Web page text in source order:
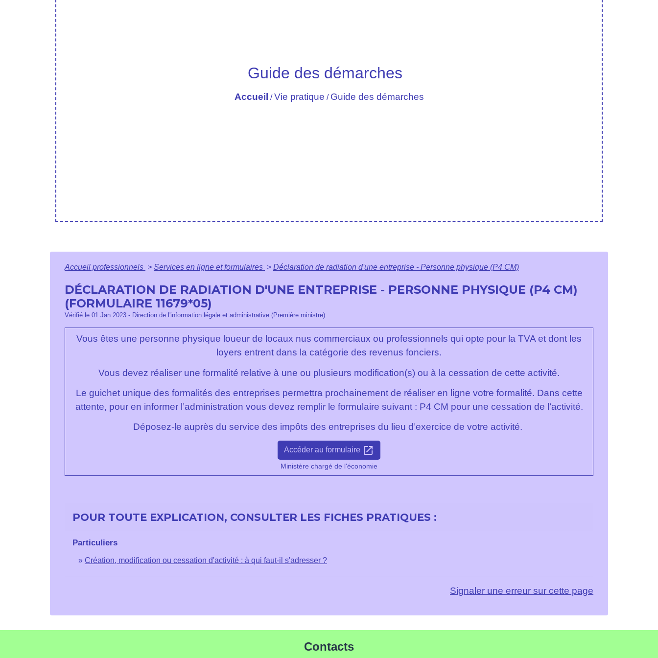
Guide des démarches
Accueil /Vie pratique / Guide des démarches
Accueil professionnels > Services en ligne et formulaires > Déclaration de radiation d'une entreprise - Personne physique (P4 CM)
DÉCLARATION DE RADIATION D'UNE ENTREPRISE - PERSONNE PHYSIQUE (P4 CM)
(FORMULAIRE 11679*05)
Vérifié le 01 Jan 2023 - Direction de l'information légale et administrative (Première ministre)
Vous êtes une personne physique loueur de locaux nus commerciaux ou professionnels qui opte pour la TVA et dont les
loyers entrent dans la catégorie des revenus fonciers.
Vous devez réaliser une formalité relative à une ou plusieurs modification(s) ou à la cessation de cette activité.
Le guichet unique des formalités des entreprises permettra prochainement de réaliser en ligne votre formalité. Dans cette
attente, pour en informer l’administration vous devez remplir le formulaire suivant : P4 CM pour une cessation de l’activité.
Déposez-le auprès du service des impôts des entreprises du lieu d’exercice de votre activité.
Accéder au formulaire open_in_new
Ministère chargé de l'économie
POUR TOUTE EXPLICATION, CONSULTER LES FICHES PRATIQUES :
Particuliers
Création, modification ou cessation d'activité : à qui faut-il s'adresser ?
Signaler une erreur sur cette page
Contacts